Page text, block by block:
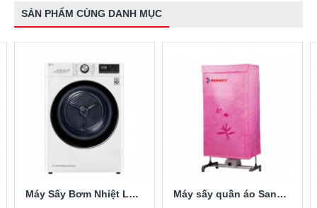
SẢN PHẨM CÙNG DANH MỤC
Máy Sấy Bơm Nhiệt LG 9 Kg DVHP09W Máy sấy quần áo Sanaky SNK-12T